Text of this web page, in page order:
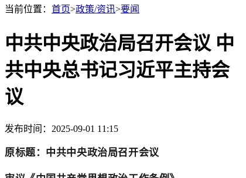
当前位置： 首页>政策/资讯>要闻
中共中央政治局召开会议 中
共中央总书记习近平主持会
议
发布时间：2025-09-01 11:15
原标题：中共中央政治局召开会议